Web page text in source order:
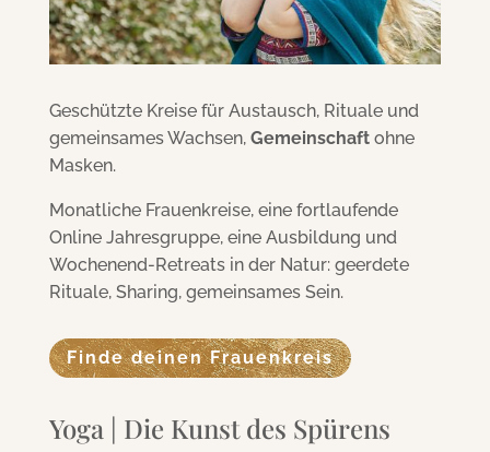
Geschützte Kreise für Austausch, Rituale und
gemeinsames Wachsen, Gemeinschaftohne
Masken.
Monatliche Frauenkreise, eine fortlaufende
Online Jahresgruppe, eine Ausbildung und
Wochenend-Retreats in der Natur: geerdete
Rituale, Sharing, gemeinsames Sein.
Finde deinen Frauenkreis
Yoga | Die Kunst des Spürens